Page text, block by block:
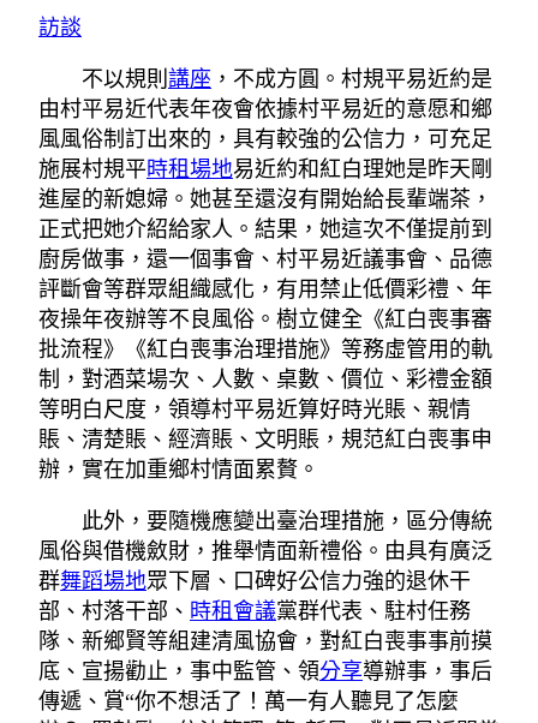
訪談
不以規則 講座 ，不成方圓。村規平易近約是
由村平易近代表年夜會依據村平易近的意愿和鄉
風風俗制訂出來的，具有較強的公信力，可充足
施展村規平時租場地易近約和紅白理她是昨天剛
進屋的新媳婦。她甚至還沒有開始給長輩端茶，
正式把她介紹給家人。結果，她這次不僅提前到
廚房做事，還一個事會、村平易近議事會、品德
評斷會等群眾組織感化，有用禁止低價彩禮、年
夜操年夜辦等不良風俗。樹立健全《紅白喪事審
批流程》《紅白喪事治理措施》等務虛管用的軌
制，對酒菜場次、人數、桌數、價位、彩禮金額
等明白尺度，領導村平易近算好時光賬、親情
賬、清楚賬、經濟賬、文明賬，規范紅白喪事申
辦，實在加重鄉村情面累贅。
此外，要隨機應變出臺治理措施，區分傳統
風俗與借機斂財，推舉情面新禮俗。由具有廣泛
群舞蹈場地眾下層、口碑好公信力強的退休干
部、村落干部、 時租會議黨群代表、駐村任務
隊、新鄉賢等組建清風協會，對紅白喪事事前摸
底、宣揚勸止，事中監管、領分享導辦事，事后
傳遞、賞“你不想活了！萬一有人聽見了怎麼